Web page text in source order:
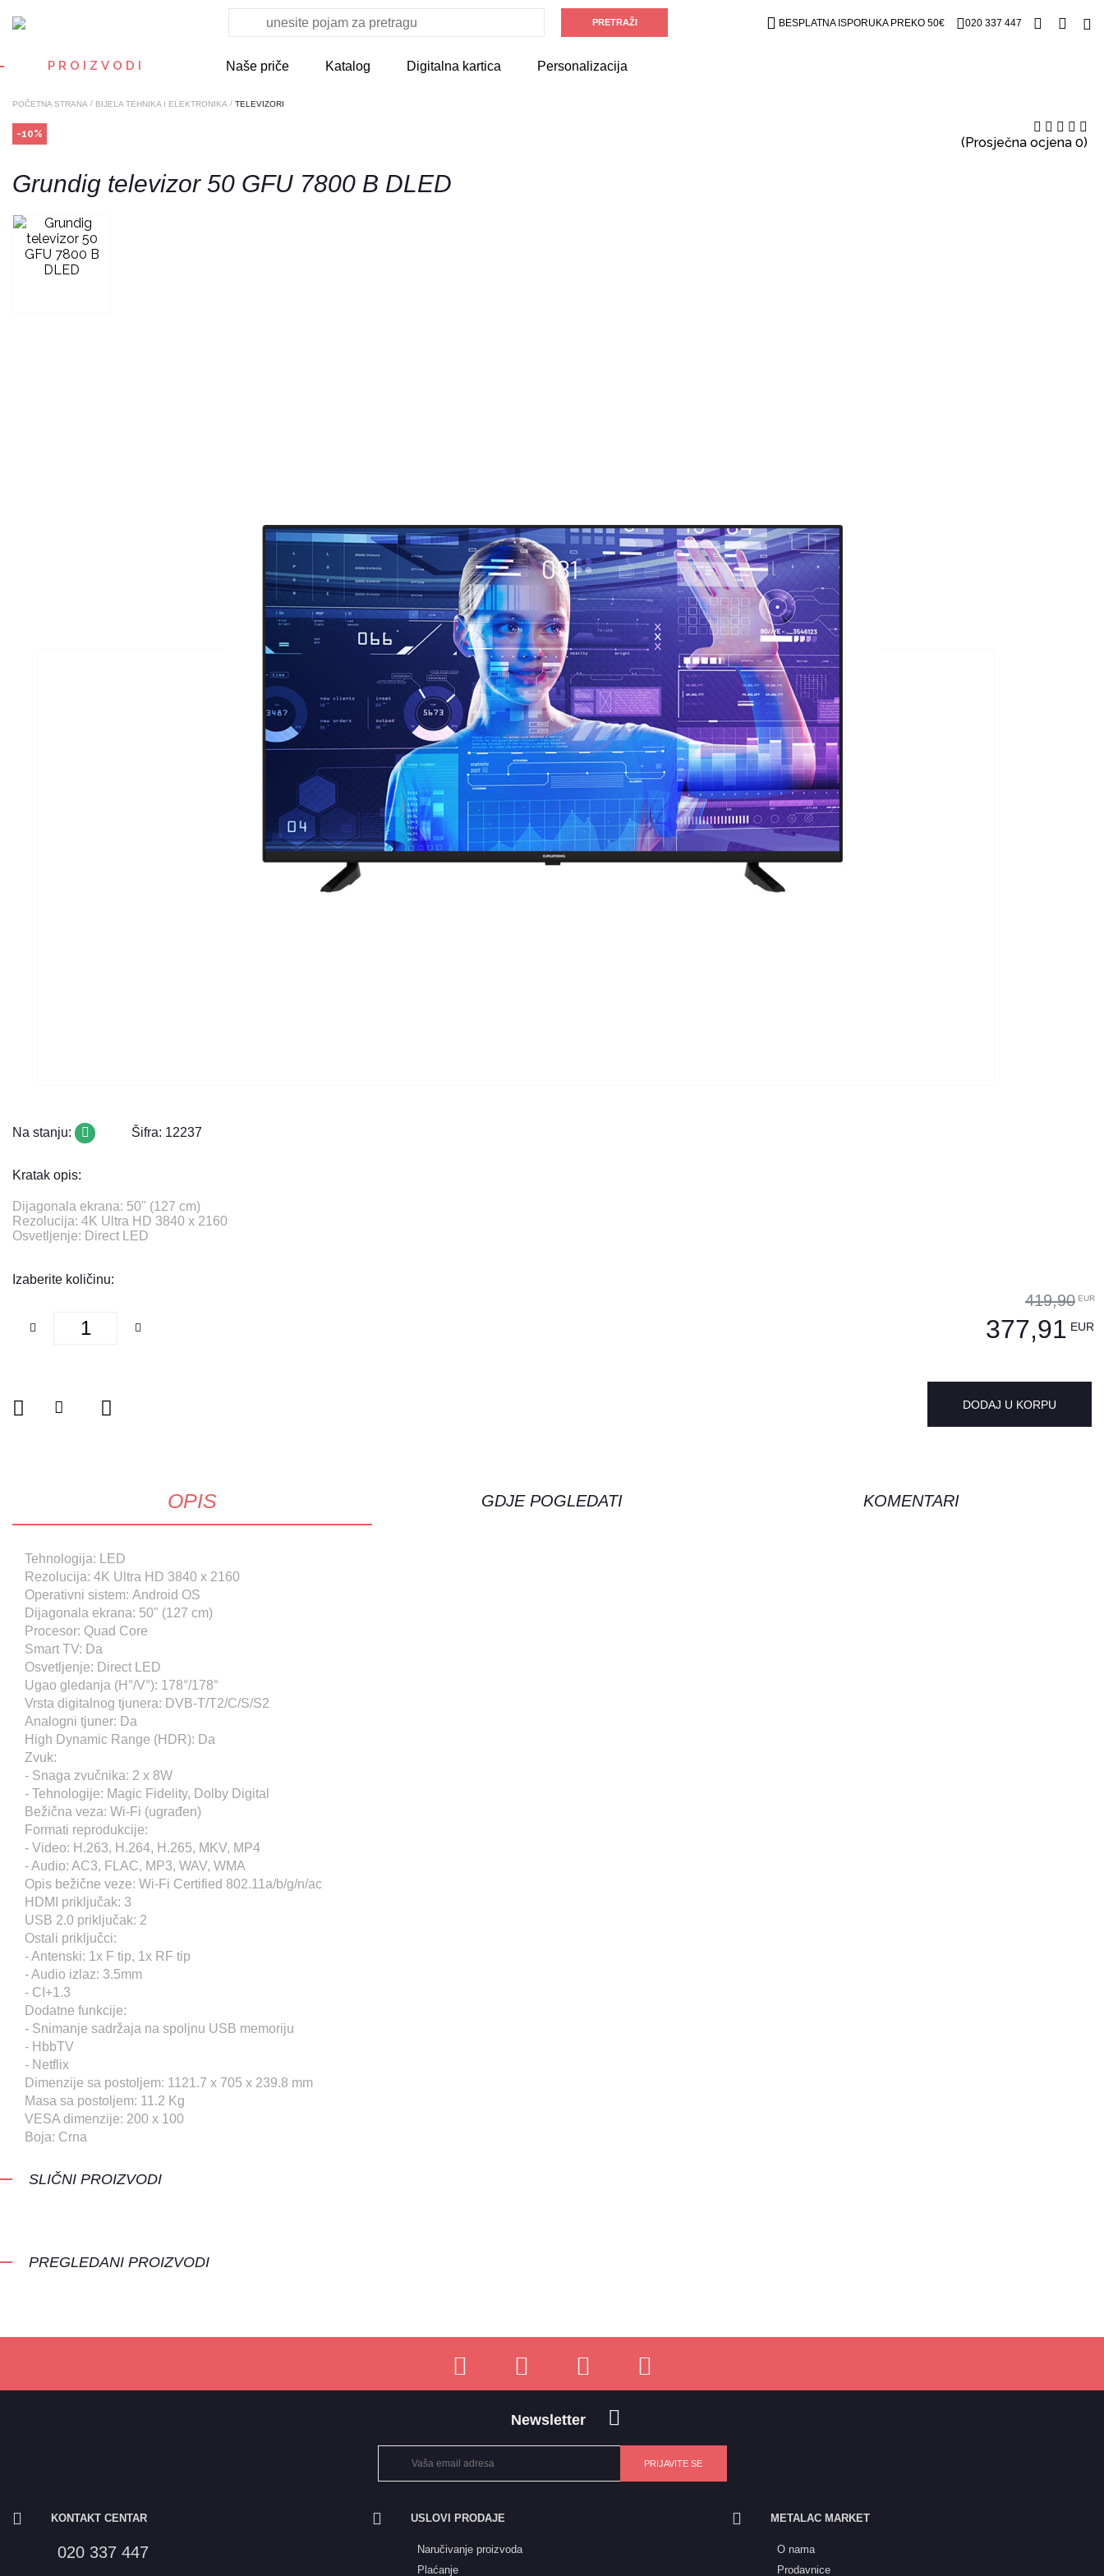
BESPLATNA ISPORUKA PREKO 50€ 020 337 447
PROIZVODI Naše priče Katalog Digitalna kartica Personalizacija
POČETNA STRANA / BIJELA TEHNIKA I ELEKTRONIKA / TELEVIZORI
Grundig televizor 50 GFU 7800 B DLED
(Prosječna ocjena 0)
-10%
Na stanju: Šifra: 12237
Kratak opis:
Dijagonala ekrana: 50" (127 cm)
Rezolucija: 4K Ultra HD 3840 x 2160
Osvetljenje: Direct LED
Izaberite količinu:
419,90 EUR
377,91 EUR
DODAJ U KORPU
OPIS
Tehnologija: LED
Rezolucija: 4K Ultra HD 3840 x 2160
Operativni sistem: Android OS
Dijagonala ekrana: 50" (127 cm)
Procesor: Quad Core
Smart TV: Da
Osvetljenje: Direct LED
Ugao gledanja (H°/V°): 178°/178°
Vrsta digitalnog tjunera: DVB-T/T2/C/S/S2
Analogni tjuner: Da
High Dynamic Range (HDR): Da
Zvuk:
- Snaga zvučnika: 2 x 8W
- Tehnologije: Magic Fidelity, Dolby Digital
Bežična veza: Wi-Fi (ugrađen)
Formati reprodukcije:
- Video: H.263, H.264, H.265, MKV, MP4
- Audio: AC3, FLAC, MP3, WAV, WMA
Opis bežične veze: Wi-Fi Certified 802.11a/b/g/n/ac
HDMI priključak: 3
USB 2.0 priključak: 2
Ostali priključci:
- Antenski: 1x F tip, 1x RF tip
- Audio izlaz: 3.5mm
- CI+1.3
Dodatne funkcije:
- Snimanje sadržaja na spoljnu USB memoriju
- HbbTV
- Netflix
Dimenzije sa postoljem: 1121.7 x 705 x 239.8 mm
Masa sa postoljem: 11.2 Kg
VESA dimenzije: 200 x 100
Boja: Crna
GDJE POGLEDATI KOMENTARI
SLIČNI PROIZVODI
PREGLEDANI PROIZVODI
Newsletter
KONTAKT CENTAR
020 337 447
USLOVI PRODAJE
Naručivanje proizvoda
Plaćanje
METALAC MARKET
O nama
Prodavnice